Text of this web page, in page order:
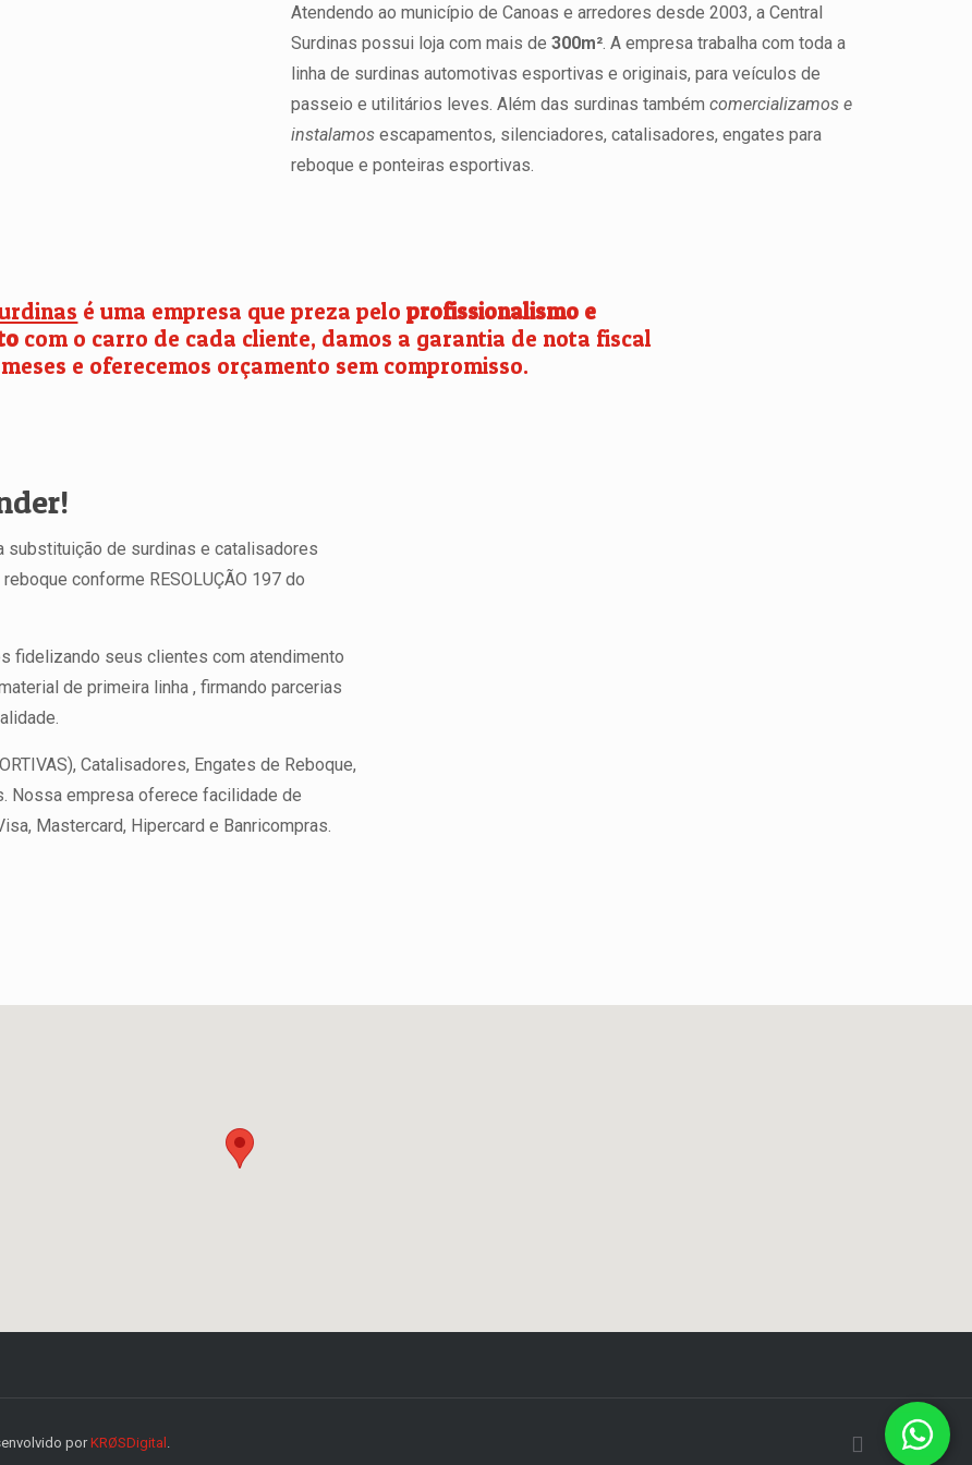
Atendendo ao município de Canoas e arredores desde 2003, a Central
Surdinas possui loja com mais de 300m². A empresa trabalha com toda a
linha de surdinas automotivas esportivas e originais, para veículos de
passeio e utilitários leves. Além das surdinas também comercializamos e
instalamos escapamentos, silenciadores, catalisadores, engates para
reboque e ponteiras esportivas.
é uma empresa que preza peloprofissionalismo e
com o carro de cada cliente, damos a garantia de nota fiscal
e oferecemos orçamento sem compromisso.
substituição de surdinas e catalisadores
conforme RESOLUÇÃO 197 do
fidelizando seus clientes com atendimento
de primeira linha , firmando parcerias
Catalisadores, Engates de Reboque,
Nossa empresa oferece facilidade de
Mastercard, Hipercard e Banricompras.
porKRØSDigital .